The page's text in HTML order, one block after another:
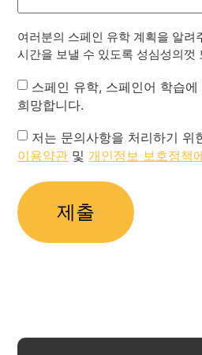
여러분의 스페인 유학 계획을 알려
시간을 보낼 수 있도록 성심성의껏
Newsletter
스페인 유학, 스페인어 학습
희망합니다.
Privacy
Policy
저는 문의사항을 처리하기 위
이용약관 및 개인정보 보호정책